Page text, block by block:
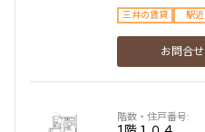
三井の賃貸 駅近
お問合せ